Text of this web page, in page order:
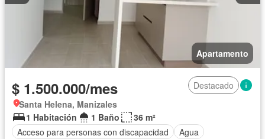
Apartamento
$ 1.500.000/mes
Destacado
Santa Helena, Manizales
1 Habitación
1 Baño
36 m²
Acceso para personas con discapacidad
Agua